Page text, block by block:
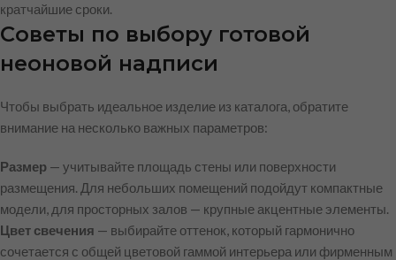
кратчайшие сроки.
Советы по выбору готовой
неоновой надписи
Чтобы выбрать идеальное изделие из каталога, обратите
внимание на несколько важных параметров:
Размер — учитывайте площадь стены или поверхности
размещения. Для небольших помещений подойдут компактные
модели, для просторных залов — крупные акцентные элементы.
Цвет свечения — выбирайте оттенок, который гармонично
сочетается с общей цветовой гаммой интерьера или фирменным